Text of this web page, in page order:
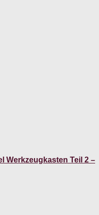
Werkzeugkasten Teil 2 –